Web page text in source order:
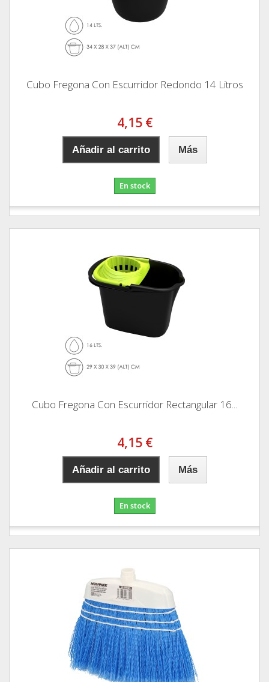
Cubo Fregona Con Escurridor Redondo 14 Litros
4,15 €
Añadir al carrito Más
En stock
Cubo Fregona Con Escurridor Rectangular 16...
4,15 €
Añadir al carrito Más
En stock